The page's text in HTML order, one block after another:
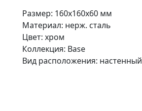
Размер: 160x160x60 мм
Материал: нерж. сталь
Цвет: хром
Коллекция: Base
Вид расположения: настенный